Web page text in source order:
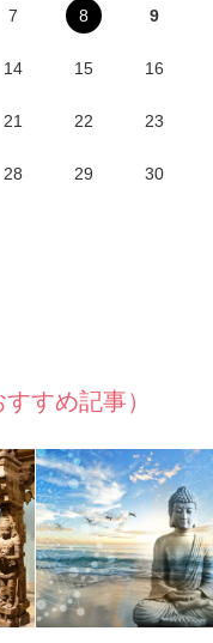
7 8 9
14 15 16
21 22 23
28 29 30
すめ記事）